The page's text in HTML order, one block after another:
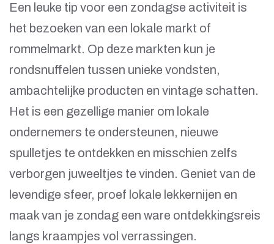
Een leuke tip voor een zondagse activiteit is
het bezoeken van een lokale markt of
rommelmarkt. Op deze markten kun je
rondsnuffelen tussen unieke vondsten,
ambachtelijke producten en vintage schatten.
Het is een gezellige manier om lokale
ondernemers te ondersteunen, nieuwe
spulletjes te ontdekken en misschien zelfs
verborgen juweeltjes te vinden. Geniet van de
levendige sfeer, proef lokale lekkernijen en
maak van je zondag een ware ontdekkingsreis
langs kraampjes vol verrassingen.